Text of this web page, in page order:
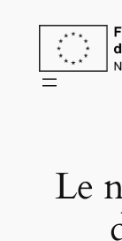
contenuto
Le